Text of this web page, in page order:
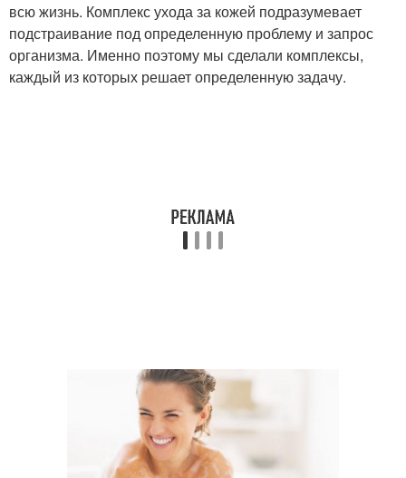
всю жизнь. Комплекс ухода за кожей подразумевает
подстраивание под определенную проблему и запрос
организма. Именно поэтому мы сделали комплексы,
каждый из которых решает определенную задачу.